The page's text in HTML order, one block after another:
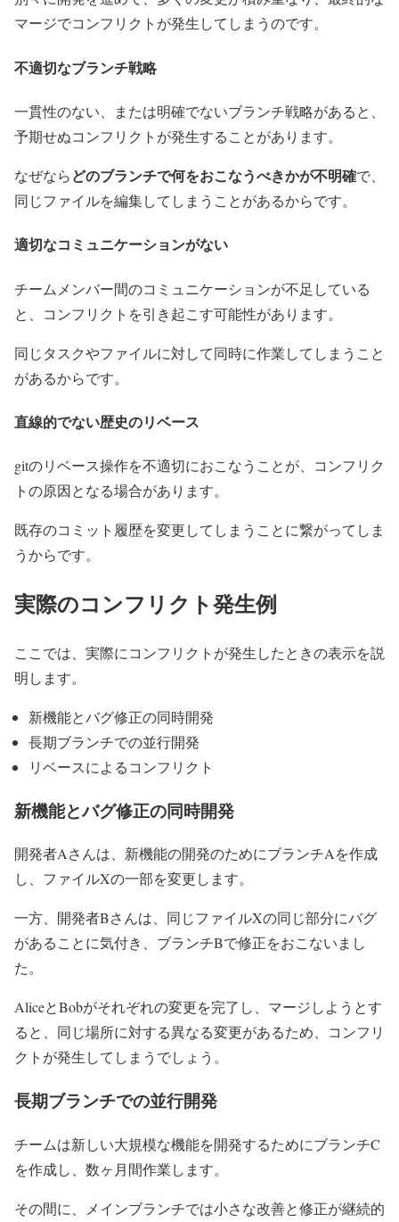
マージでコンフリクトが発生してしまうのです。
不適切なブランチ戦略
一貫性のない、または明確でないブランチ戦略があると、
予期せぬコンフリクトが発生することがあります。
なぜならどのブランチで何をおこなうべきかが不明確で、
同じファイルを編集してしまうことがあるからです。
適切なコミュニケーションがない
チームメンバー間のコミュニケーションが不足している
と、コンフリクトを引き起こす可能性があります。
同じタスクやファイルに対して同時に作業してしまうこと
があるからです。
直線的でない歴史のリベース
gitのリベース操作を不適切におこなうことが、コンフリク
トの原因となる場合があります。
既存のコミット履歴を変更してしまうことに繋がってしま
うからです。
実際のコンフリクト発生例
ここでは、実際にコンフリクトが発生したときの表示を説
明します。
新機能とバグ修正の同時開発
長期ブランチでの並行開発
リベースによるコンフリクト
新機能とバグ修正の同時開発
開発者Aさんは、新機能の開発のためにブランチAを作成
し、ファイルXの一部を変更します。
一方、開発者Bさんは、同じファイルXの同じ部分にバグ
があることに気付き、ブランチBで修正をおこないまし
た。
AliceとBobがそれぞれの変更を完了し、マージしようとす
ると、同じ場所に対する異なる変更があるため、コンフリ
クトが発生してしまうでしょう。
長期ブランチでの並行開発
チームは新しい大規模な機能を開発するためにブランチC
を作成し、数ヶ月間作業します。
その間に、メインブランチでは小さな改善と修正が継続的